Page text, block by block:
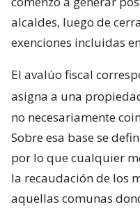
alcaldes, luego de
exenciones incluidas
El avalúo fiscal
asigna a una
no necesariamente
Sobre esa base se
por lo que cualquier
la recaudación de los
aquellas comunas